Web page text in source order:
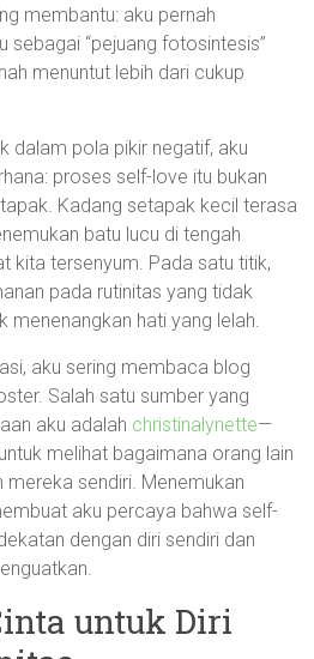
membantu: aku pernah
sebagai “pejuang fotosintesis”
menuntut lebih dari cukup
dalam pola pikir negatif, aku
proses self-love itu bukan
Kadang setapak kecil terasa
batu lucu di tengah
kita tersenyum. Pada satu titik,
pada rutinitas yang tidak
menenangkan hati yang lelah.
aku sering membaca blog
Salah satu sumber yang
aku adalah christinalynette—
melihat bagaimana orang lain
sendiri. Menemukan
aku percaya bahwa self-
dengan diri sendiri dan
untuk Diri